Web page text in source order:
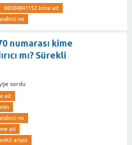
08504841152 kime ait
mi
numarası kime
mı? Sürekli
sordu
ait
mi
ait
ariyor